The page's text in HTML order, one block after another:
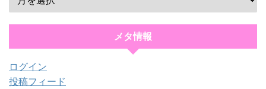
メタ情報
ログイン
投稿フィード